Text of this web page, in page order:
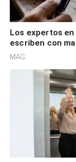
Los expertos
escriben con
acelerado y no
MAG.